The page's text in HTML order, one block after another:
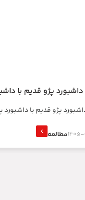
پژو قدیم با
پژو قدیم با
مطالعه